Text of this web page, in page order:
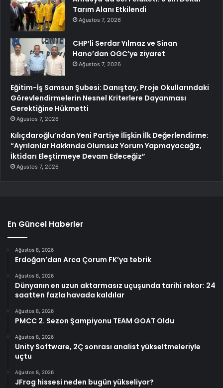
Tarım Alanı Etkilendi
Ağustos 7, 2026
CHP’li Serdar Yılmaz ve Sinan
Hano’dan OGC’ye ziyaret
Ağustos 7, 2026
Eğitim-İş Samsun Şubesi: Danıştay, Proje Okullarındaki
Görevlendirmelerin Nesnel Kriterlere Dayanması
Gerektiğine Hükmetti
Ağustos 7, 2026
Kılıçdaroğlu’ndan Yeni Partiye İlişkin İlk Değerlendirme:
“Ayrılanlar Hakkında Olumsuz Yorum Yapmayacağız,
İktidarı Eleştirmeye Devam Edeceğiz”
Ağustos 7, 2026
En Güncel Haberler
Ağustos 8, 2026
Erdoğan’dan Arca Çorum FK’ya tebrik
Ağustos 8, 2026
Dünyanın en uzun aktarmasız uçuşunda tarihi rekor: 24
saatten fazla havada kaldılar
Ağustos 8, 2026
PMCC 2. Sezon Şampiyonu TEAM GOAT Oldu
Ağustos 8, 2026
Unity Software, 2Ç sonrası analist yükseltmeleriyle
uçtu
Ağustos 8, 2026
JFrog hissesi neden bugün yükseliyor?